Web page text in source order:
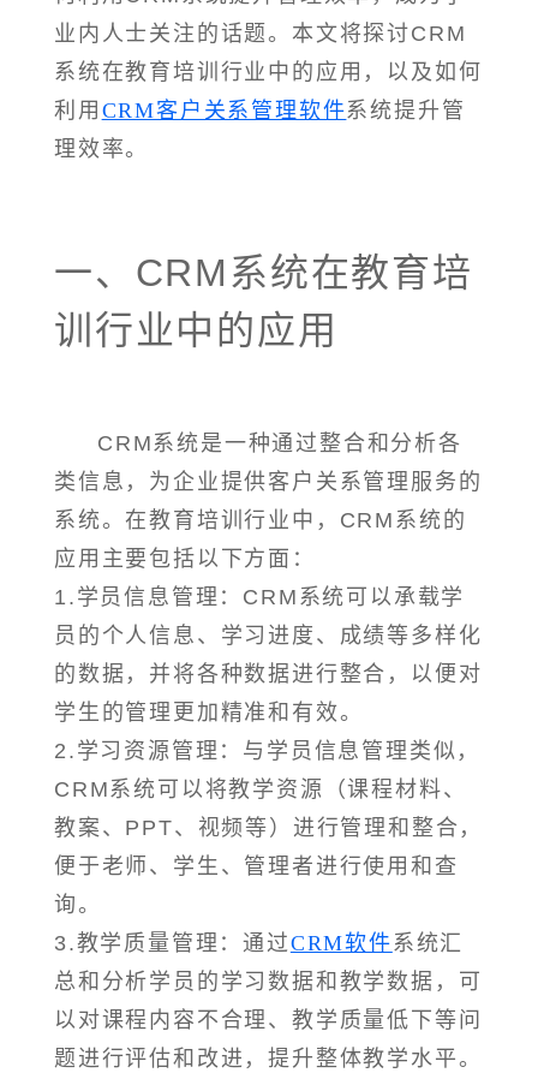
业内人士关注的话题。本文将探讨CRM
系统在教育培训行业中的应用，以及如何
利用 CRM客户关系管理软件系统提升管
理效率。
一、CRM系统在教育培
训行业中的应用
CRM系统是一种通过整合和分析各
类信息，为企业提供客户关系管理服务的
系统。在教育培训行业中，CRM系统的
应用主要包括以下方面：
1.学员信息管理：CRM系统可以承载学
员的个人信息、学习进度、成绩等多样化
的数据，并将各种数据进行整合，以便对
学生的管理更加精准和有效。
2.学习资源管理：与学员信息管理类似，
CRM系统可以将教学资源（课程材料、
教案、PPT、视频等）进行管理和整合，
便于老师、学生、管理者进行使用和查
询。
3.教学质量管理：通过CRM软件系统汇
总和分析学员的学习数据和教学数据，可
以对课程内容不合理、教学质量低下等问
题进行评估和改进，提升整体教学水平。